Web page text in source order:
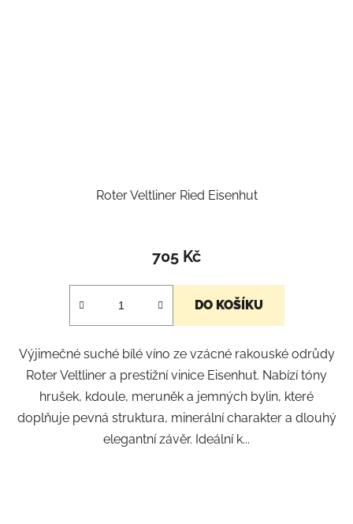
Roter Veltliner Ried Eisenhut
705 Kč
DO KOŠÍKU
Výjimečné suché bílé víno ze vzácné rakouské odrůdy
Roter Veltliner a prestižní vinice Eisenhut. Nabízí tóny
hrušek, kdoule, meruněk a jemných bylin, které
doplňuje pevná struktura, minerální charakter a dlouhý
elegantní závěr. Ideální k...